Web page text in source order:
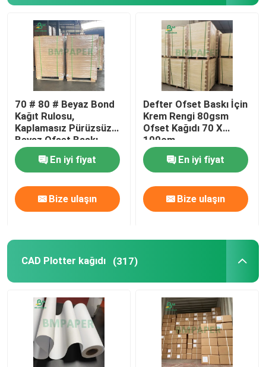
70 # 80 # Beyaz Bond
Kağıt Rulosu,
Kaplamasız Pürüzsüz
Beyaz Ofset Baskı
Kağıdı
En iyi fiyat
Bize ulaşın
Defter Ofset Baskı İçin
Krem Rengi 80gsm
Ofset Kağıdı 70 X
100cm
En iyi fiyat
Bize ulaşın
CAD Plotter kağıdı (317)